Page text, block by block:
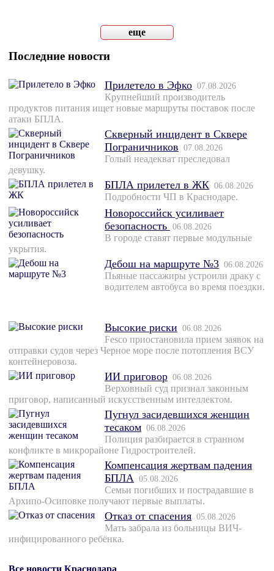
еще
Последние новости
Прилетело в Эфко 07.08.2026
Крупнейший производитель
продуктов питания ищет новые маршруты поставок после
атаки БПЛА.
Скверный инцидент в Сквере
Пограничников 07.08.2026
Голый неадекват преследовал
девушку.
БПЛА прилетел в ЖК 06.08.2026
Подробности ЧП в Краснодаре.
Новороссийск усиливает
безопасность 06.08.2026
В городе ставят первые модульные
укрытия.
Дебош на маршруте №3 06.08.2026
Пьяные пассажиры устроили драку с
водителем автобуса во время поездки.
Высокие риски 06.08.2026
Fesco приостановила прием заявок на
отправки судов через Черное море после потопления ВСУ
контейнеровоза.
ИИ приговор 06.08.2026
Верховный суд признал законным
приговор, написанный искусственным интеллектом.
Пугнул засидевшихся женщин
тесаком 06.08.2026
Полиция разбирается в странном
конфликте в микрорайоне Гидростроителей.
Компенсация жертвам падения
БПЛА 05.08.2026
Семьи погибших и пострадавшие в
Архипо-Осиповке получают первые выплаты.
Отказ от спасения 05.08.2026
Мать забрала из больницы ВИЧ-
инфицированного ребёнка.